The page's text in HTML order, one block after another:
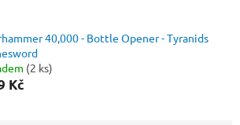
40,000 - Bottle Opener - Tyranids
(2 ks)
Kč